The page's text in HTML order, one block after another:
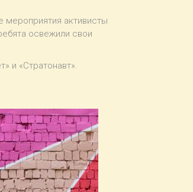
мероприятия активисты
освежили свои
и «Стратонавт».